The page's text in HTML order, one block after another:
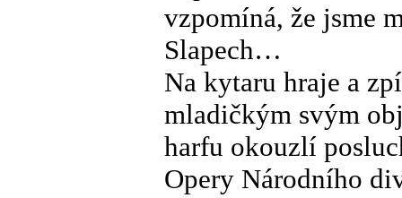
vzpomíná, že jsme
Slapech…
Na kytaru hraje a
mladičkým svým
harfu okouzlí
Opery Národního